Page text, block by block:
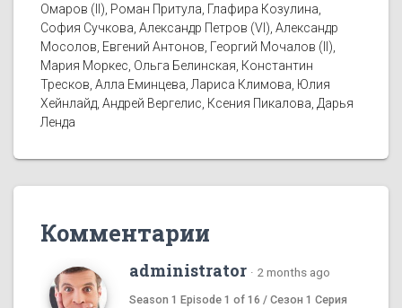
Омаров (II), Роман Притула, Глафира Козулина,
София Сучкова, Александр Петров (VI), Александр
Мосолов, Евгений Антонов, Георгий Мочалов (II),
Мария Моркес, Ольга Белинская, Константин
Тресков, Алла Еминцева, Лариса Климова, Юлия
Хейнлайд, Андрей Вергелис, Ксения Пикалова, Дарья
Ленда
Комментарии
administrator · 2 months ago
Season 1 Episode 1 of 16 / Сезон 1 Серия